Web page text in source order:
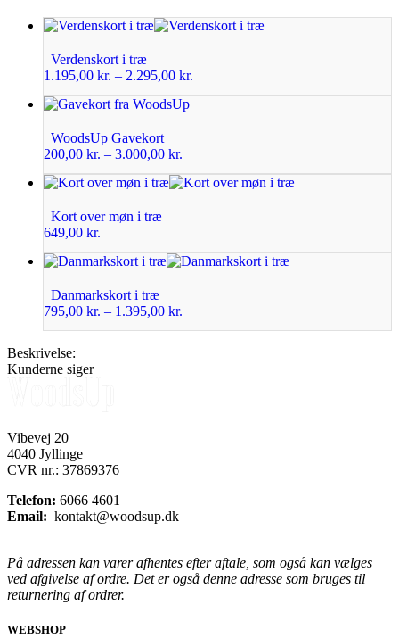
Verdenskort i træ
1.195,00 kr. – 2.295,00 kr.
WoodsUp Gavekort
200,00 kr. – 3.000,00 kr.
Kort over møn i træ
649,00 kr.
Danmarkskort i træ
795,00 kr. – 1.395,00 kr.
Beskrivelse:
Kunderne siger
Vibevej 20
4040 Jyllinge
CVR nr.: 37869376
Telefon: 6066 4601
Email: kontakt@woodsup.dk
På adressen kan varer afhentes efter aftale, som også kan vælges
ved afgivelse af ordre. Det er også denne adresse som bruges til
returnering af ordrer.
WEBSHOP